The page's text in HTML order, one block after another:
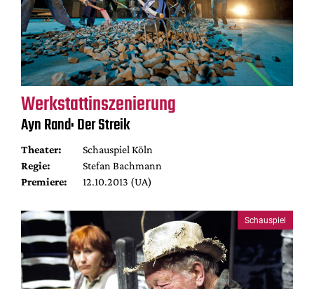
Werkstattinszenierung
Ayn Rand: Der Streik
Theater:
Schauspiel Köln
Regie:
Stefan Bachmann
Premiere:
12.10.2013 (UA)
Schauspiel